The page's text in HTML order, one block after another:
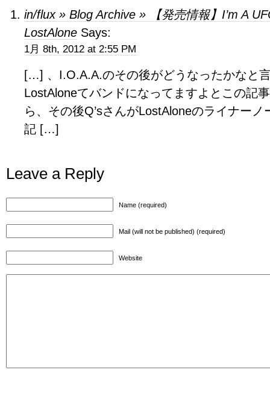
in/flux » Blog Archive » 【発売情報】I’m A
LostAlone Says:
1月 8th, 2012 at 2:55 PM
[…] 、I.O.A.A.のその後がどうなったかなと
LostAloneてバンドになってますよとこの記
ら、その後Q’sさんがLostAloneのライナー
記 […]
Leave a Reply
Name (required)
Mail (will not be published) (required)
Website